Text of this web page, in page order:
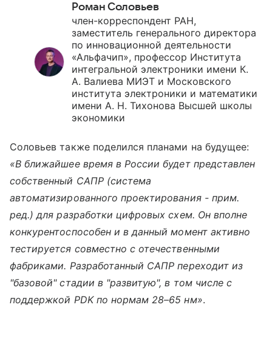
Роман Соловьев
член-корреспондент РАН,
заместитель генерального директора
по инновационной деятельности
«Альфачип», профессор Института
интегральной электроники имени К.
А. Валиева МИЭТ и Московского
института электроники и математики
имени А. Н. Тихонова Высшей школы
экономики
Соловьев также поделился планами на будущее:
«В ближайшее время в России будет представлен
собственный САПР (система
автоматизированного проектирования - прим.
ред.) для разработки цифровых схем. Он вполне
конкурентоспособен и в данный момент активно
тестируется совместно с отечественными
фабриками. Разработанный САПР переходит из
"базовой" стадии в "развитую", в том числе с
поддержкой PDK по нормам 28–65 нм».